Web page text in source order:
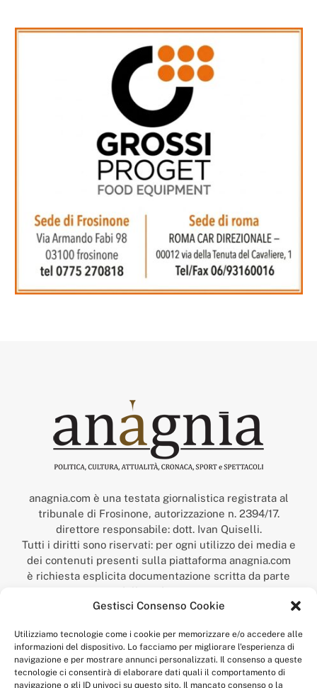
Gestisci Consenso Cookie
Utilizziamo tecnologie come i cookie per memorizzare e/o accedere alle
informazioni del dispositivo. Lo facciamo per migliorare l'esperienza di
navigazione e per mostrare annunci personalizzati. Il consenso a queste
tecnologie ci consentirà di elaborare dati quali il comportamento di
navigazione o gli ID univoci su questo sito. Il mancato consenso o la
anagnia.com è una testata giornalistica registrata al
tribunale di Frosinone, autorizzazione n. 2394/17.
direttore responsabile: dott. Ivan Quiselli.
Tutti i diritti sono riservati: per ogni utilizzo dei media e
dei contenuti presenti sulla piattaforma anagnia.com
è richiesta esplicita documentazione scritta da parte
della redazione.
“Anagnia” è un marchio registrato presso l’Ufficio Italiano
Economico,
num. registrazione: 302017000014044 del 9 febbraio 2017.
Per contatti:redazione@anagnia.com